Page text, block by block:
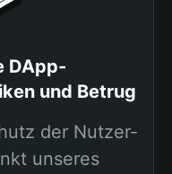
DApp-
und Betrug
der Nutzer-
unseres